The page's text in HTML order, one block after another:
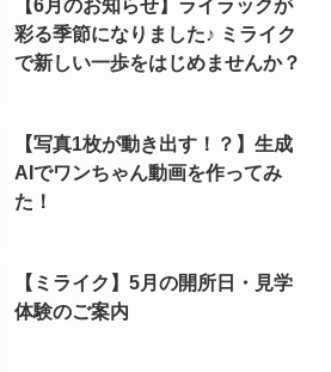
【6月のお知らせ】ライラックが
彩る季節になりました♪ ミライク
で新しい一歩をはじめませんか？
【写真1枚が動き出す！？】生成
AIでワンちゃん動画を作ってみ
た！
【ミライク】5月の開所日・見学
体験のご案内